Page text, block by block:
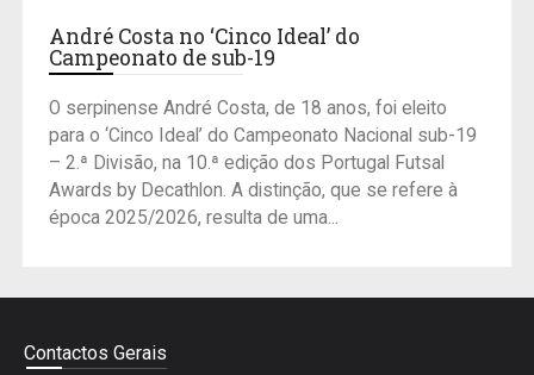
André Costa no ‘Cinco Ideal’ do
Campeonato de sub-19
O serpinense André Costa, de 18 anos, foi eleito
para o ‘Cinco Ideal’ do Campeonato Nacional sub-19
– 2.ª Divisão, na 10.ª edição dos Portugal Futsal
Awards by Decathlon. A distinção, que se refere à
época 2025/2026, resulta de uma...
Contactos Gerais